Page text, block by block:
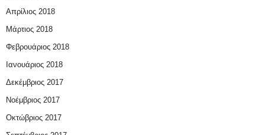
Απρίλιος 2018
Μάρτιος 2018
Φεβρουάριος 2018
Ιανουάριος 2018
Δεκέμβριος 2017
Νοέμβριος 2017
Οκτώβριος 2017